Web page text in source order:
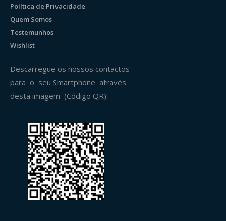
Política de Privacidade
Quem Somos
Testemunhos
Wishlist
Descarregue os nossos contactos
para o seu Smartphone através
desta imagem (Código QR):